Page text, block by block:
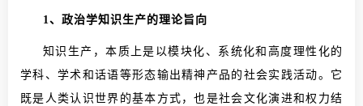
1、政治学知识生产的理论旨向
知识生产，本质上是以模块化、系统化和高度理性化的
学科、学术和话语等形态输出精神产品的社会实践活动。它
既是人类认识世界的基本方式，也是社会文化演进和权力结